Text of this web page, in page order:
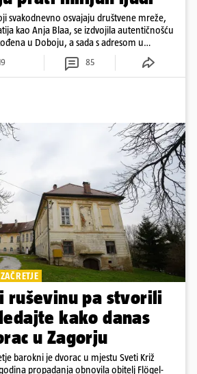
svakodnevno osvajaju društvene mreže,
kao Anja Blaa, se izdvojila autentičnošću
u Doboju, a sada s adresom u
discipline i mladenačke energije
85
ruševinu pa stvorili
kako danas
u Zagorju
barokni je dvorac u mjestu Sveti Križ
propadanja obnovila obitelj Flögel-